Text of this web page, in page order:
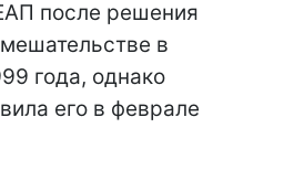
после решения
в
года, однако
его в феврале